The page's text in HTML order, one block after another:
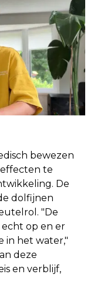
bewezen
te
De
dolfijnen
"De
op en er
in het water,"
deze
en verblijf,